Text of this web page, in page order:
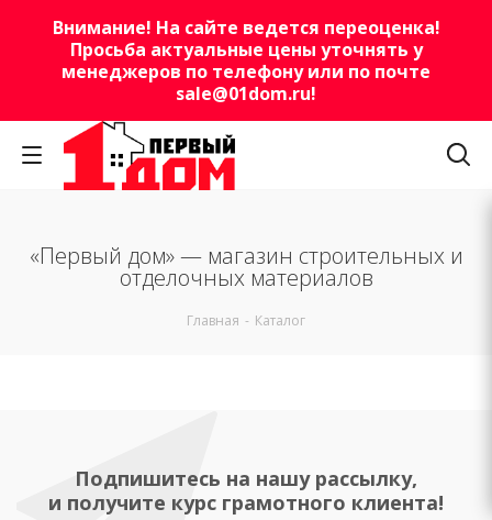
Внимание! На сайте ведется переоценка!
Просьба актуальные цены уточнять у
менеджеров по телефону или по почте
sale@01dom.ru!
«Первый дом» — магазин строительных и
отделочных материалов
Главная - Каталог
Подпишитесь на нашу рассылку,
и получите курс грамотного клиента!